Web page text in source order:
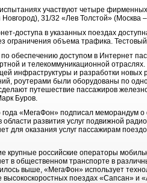
участвуют четыре
31/32 «Лев Толстой»
доступа в указанных поездах
ограничения объема трафика.
обеспечению доступом в Интернет
и телекоммуникационной
инфраструктуры и разработки
роутерами были оборудованы по
путешествие пассажиров
Буров.
«МегаФон» подписал меморандум
области развития услуг подвижной
для оказания услуг пассажирам
крупные российские операторы
в общественном транспорте в
выше, «МегаФон» использует
высокоскоростных поездах «Сапсан» и